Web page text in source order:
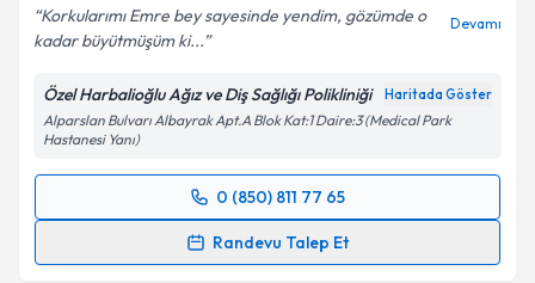
Korkularımı Emre bey sayesinde yendim, gözümde o
kadar büyütmüşüm ki...
Devamı
Özel Harbalioğlu Ağız ve Diş Sağlığı Polikliniği Haritada Göster
Alparslan Bulvarı Albayrak Apt.A Blok Kat:1 Daire:3 (Medical Park
Hastanesi Yanı)
0 (850) 811 77 65
Randevu Talep Et
Randevu Takvimi Talebi